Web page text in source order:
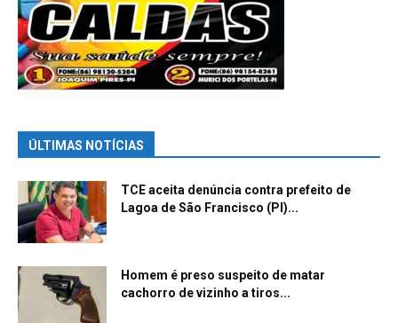
ÚLTIMAS NOTÍCIAS
TCE aceita denúncia contra prefeito de
Lagoa de São Francisco (PI)...
Homem é preso suspeito de matar
cachorro de vizinho a tiros...